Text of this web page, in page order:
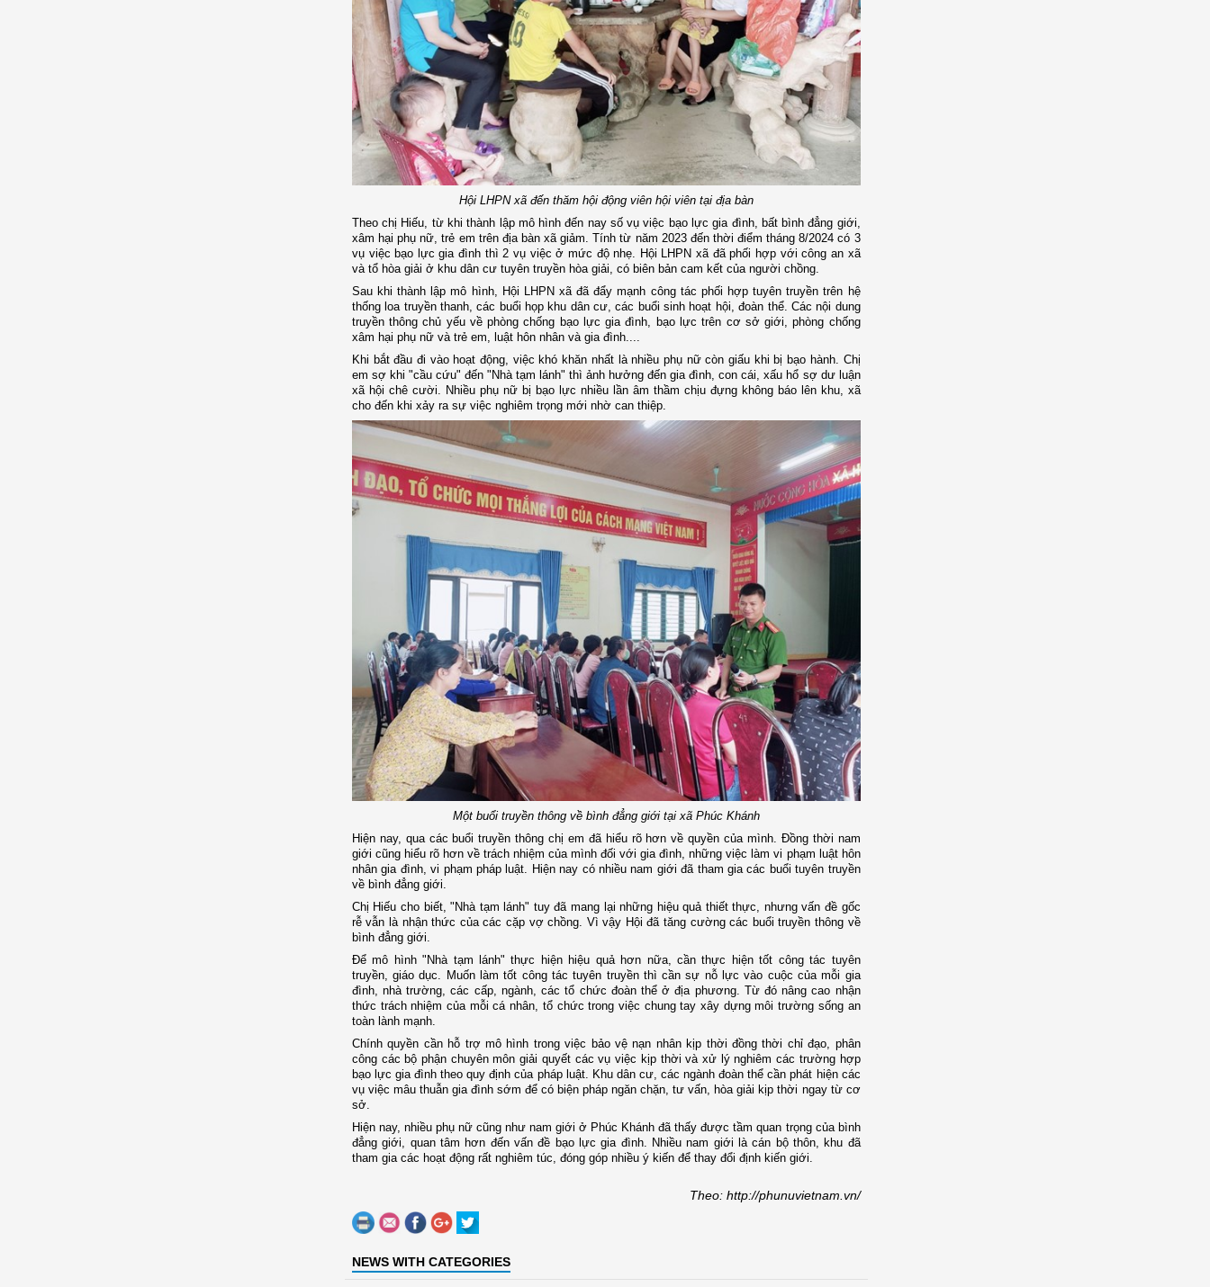
Hội LHPN xã đến thăm hội động viên hội viên tại địa bàn
Theo chị Hiếu, từ khi thành lập mô hình đến nay số vụ việc bạo lực gia đình, bất bình đẳng giới,
xâm hại phụ nữ, trẻ em trên địa bàn xã giảm. Tính từ năm 2023 đến thời điểm tháng 8/2024 có 3
vụ việc bạo lực gia đình thì 2 vụ việc ở mức độ nhẹ. Hội LHPN xã đã phối hợp với công an xã
và tổ hòa giải ở khu dân cư tuyên truyền hòa giải, có biên bản cam kết của người chồng.
Sau khi thành lập mô hình, Hội LHPN xã đã đẩy mạnh công tác phối hợp tuyên truyền trên hệ
thống loa truyền thanh, các buổi họp khu dân cư, các buổi sinh hoạt hội, đoàn thể. Các nội dung
truyền thông chủ yếu về phòng chống bạo lực gia đình, bạo lực trên cơ sở giới, phòng chống
xâm hại phụ nữ và trẻ em, luật hôn nhân và gia đình....
Khi bắt đầu đi vào hoạt động, việc khó khăn nhất là nhiều phụ nữ còn giấu khi bị bạo hành. Chị
em sợ khi "cầu cứu" đến "Nhà tạm lánh" thì ảnh hưởng đến gia đình, con cái, xấu hổ sợ dư luận
xã hội chê cười. Nhiều phụ nữ bị bạo lực nhiều lần âm thầm chịu đựng không báo lên khu, xã
cho đến khi xảy ra sự việc nghiêm trọng mới nhờ can thiệp.
Một buổi truyền thông về bình đẳng giới tại xã Phúc Khánh
Hiện nay, qua các buổi truyền thông chị em đã hiểu rõ hơn về quyền của mình. Đồng thời nam
giới cũng hiểu rõ hơn về trách nhiệm của mình đối với gia đình, những việc làm vi phạm luật hôn
nhân gia đình, vi phạm pháp luật. Hiện nay có nhiều nam giới đã tham gia các buổi tuyên truyền
về bình đẳng giới.
Chị Hiếu cho biết, "Nhà tạm lánh" tuy đã mang lại những hiệu quả thiết thực, nhưng vấn đề gốc
rễ vẫn là nhận thức của các cặp vợ chồng. Vì vậy Hội đã tăng cường các buổi truyền thông về
bình đẳng giới.
Để mô hình "Nhà tạm lánh" thực hiện hiệu quả hơn nữa, cần thực hiện tốt công tác tuyên
truyền, giáo dục. Muốn làm tốt công tác tuyên truyền thì cần sự nỗ lực vào cuộc của mỗi gia
đình, nhà trường, các cấp, ngành, các tổ chức đoàn thể ở địa phương. Từ đó nâng cao nhận
thức trách nhiệm của mỗi cá nhân, tổ chức trong việc chung tay xây dựng môi trường sống an
toàn lành mạnh.
Chính quyền cần hỗ trợ mô hình trong việc bảo vệ nạn nhân kịp thời đồng thời chỉ đạo, phân
công các bộ phận chuyên môn giải quyết các vụ việc kịp thời và xử lý nghiêm các trường hợp
bạo lực gia đình theo quy định của pháp luật. Khu dân cư, các ngành đoàn thể cần phát hiện các
vụ việc mâu thuẫn gia đình sớm để có biện pháp ngăn chặn, tư vấn, hòa giải kịp thời ngay từ cơ
sở.
Hiện nay, nhiều phụ nữ cũng như nam giới ở Phúc Khánh đã thấy được tầm quan trọng của bình
đẳng giới, quan tâm hơn đến vấn đề bạo lực gia đình. Nhiều nam giới là cán bộ thôn, khu đã
tham gia các hoạt động rất nghiêm túc, đóng góp nhiều ý kiến để thay đổi định kiến giới.
Theo: http://phunuvietnam.vn/
NEWS WITH CATEGORIES